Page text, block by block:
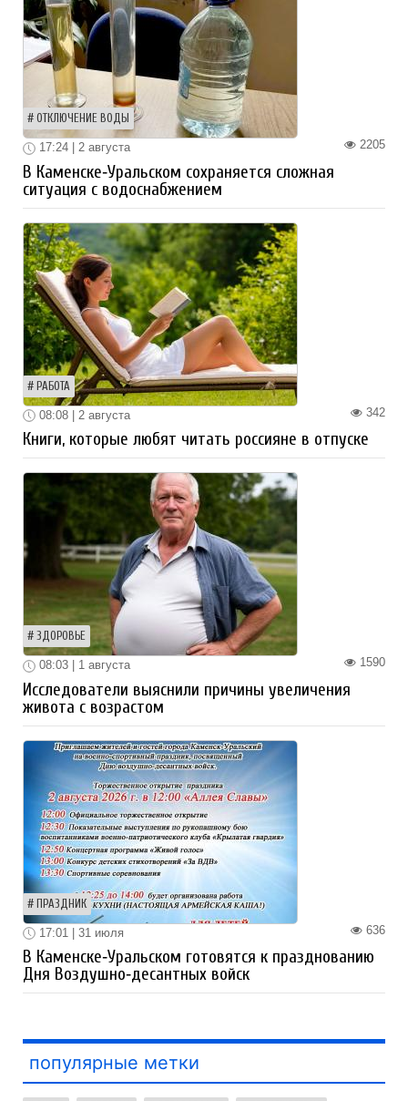
ОТКЛЮЧЕНИЕ ВОДЫ
2205
17:24 | 2 августа
В Каменске‑Уральском сохраняется сложная
ситуация с водоснабжением
РАБОТА
342
08:08 | 2 августа
Книги, которые любят читать россияне в отпуске
ЗДОРОВЬЕ
1590
08:03 | 1 августа
Исследователи выяснили причины увеличения
живота с возрастом
ПРАЗДНИК
636
17:01 | 31 июля
В Каменске‑Уральском готовятся к празднованию
Дня Воздушно‑десантных войск
популярные метки